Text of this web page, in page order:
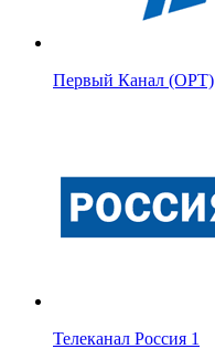
Первый Канал (ОРТ)
Телеканал Россия 1